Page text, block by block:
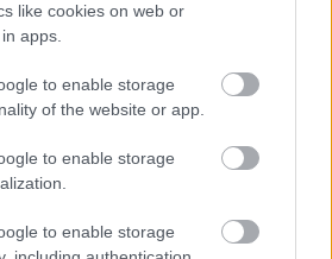
like cookies on web or
apps.
to enable storage
of the website or app.
to enable storage
to enable storage
működését!